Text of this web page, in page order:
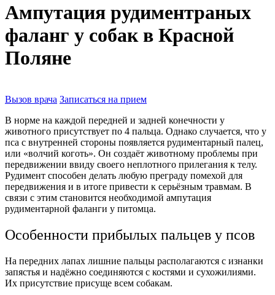
Ампутация рудиментраных
фаланг у собак в Красной
Поляне
Вызов врача Записаться на прием
В норме на каждой передней и задней конечности у
животного присутствует по 4 пальца. Однако случается, что у
пса с внутренней стороны появляется рудиментарный палец,
или «волчий коготь». Он создаёт животному проблемы при
передвижении ввиду своего неплотного прилегания к телу.
Рудимент способен делать любую преграду помехой для
передвижения и в итоге привести к серьёзным травмам. В
связи с этим становится необходимой ампутация
рудиментарной фаланги у питомца.
Особенности прибылых пальцев у псов
На передних лапах лишние пальцы располагаются с изнанки
запястья и надёжно соединяются с костями и сухожилиями.
Их присутствие присуще всем собакам.